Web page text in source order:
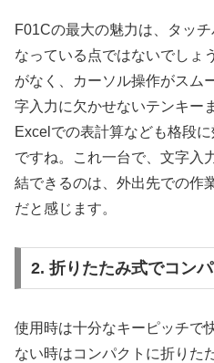
F01Cの最大の魅力は、タッ
なっている点ではないでしょ
がなく、カーソル操作がスム
字入力に欠かせないテンキー
Excelでの表計算なども格段
ですね。これ一台で、文字入
結できるのは、外出先での作
だと感じます。
2. 折りたたみ式でコン
使用時は十分なキーピッチで
ない時はコンパクトに折りた